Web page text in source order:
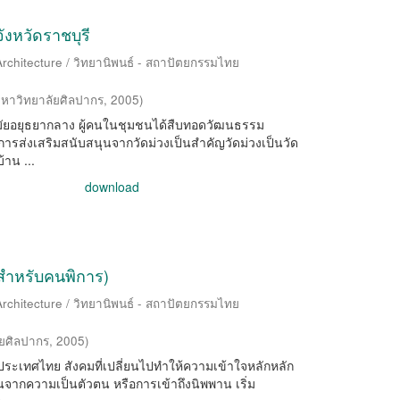
หวัดราชบุรี
/ วิทยานิพนธ์ - สถาปัตยกรรมไทย
าวิทยาลัยศิลปากร, 2005)
อยุธยากลาง ผู้คนในชุมชนได้สืบทอดวัฒนธรรม
ส่งเสริมสนับสนุนจากวัดม่วงเป็นสำคัญวัดม่วงเป็นวัด
าน ...
download
หรับคนพิการ)
/ วิทยานิพนธ์ - สถาปัตยกรรมไทย
ศิลปากร, 2005)
เทศไทย สังคมที่เปลี่ยนไปทำให้ความเข้าใจหลักหลัก
กความเป็นตัวตน หรือการเข้าถึงนิพพาน เริ่ม